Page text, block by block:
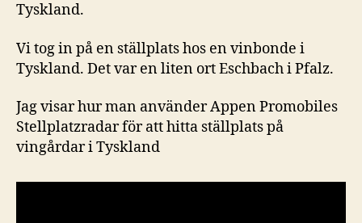
Tyskland.
Vi tog in på en ställplats hos en vinbonde i
Tyskland. Det var en liten ort Eschbach i Pfalz.
Jag visar hur man använder Appen Promobiles
Stellplatzradar för att hitta ställplats på
vingårdar i Tyskland